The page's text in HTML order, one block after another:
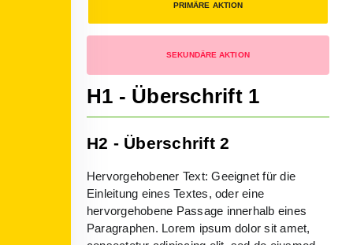
PRIMÄRE AKTION
SEKUNDÄRE AKTION
H1 - Überschrift 1
H2 - Überschrift 2
Hervorgehobener Text: Geeignet für die
Einleitung eines Textes, oder eine
hervorgehobene Passage innerhalb eines
Paragraphen. Lorem ipsum dolor sit amet,